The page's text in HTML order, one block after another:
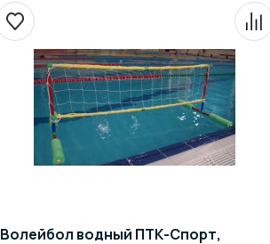
Волейбол водный ПТК-Спорт,